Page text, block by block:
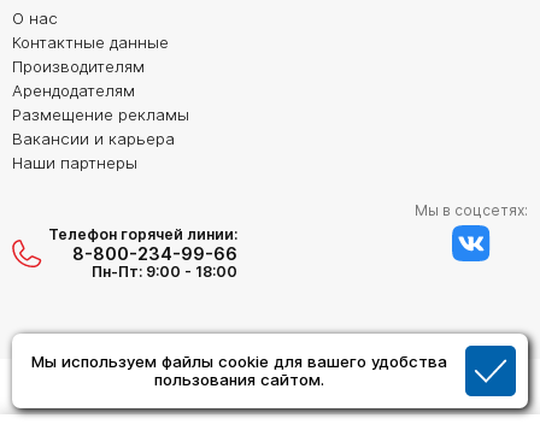
Мы используем файлы cookie для вашего удобства
пользования сайтом.
О нас
Контактные данные
Производителям
Арендодателям
Размещение рекламы
Вакансии и карьера
Наши партнеры
Телефон горячей линии:
8-800-234-99-66
Пн-Пт: 9:00 - 18:00
Мы в соцсетях: